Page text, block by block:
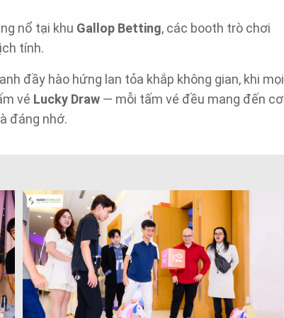
nổ tại khu Gallop Betting, các booth trò chơi
tính.
đầy hào hứng lan tỏa khắp không gian, khi mọi
vé Lucky Draw — mỗi tấm vé đều mang đến cơ
đáng nhớ.